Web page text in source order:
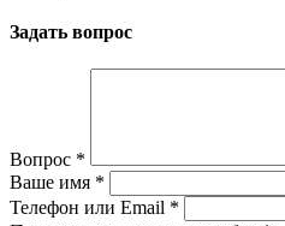
Задать вопрос
Вопрос *
Ваше имя *
Телефон или Email *